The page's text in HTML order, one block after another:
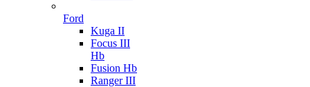
Ford
Kuga II
Focus III
Hb
Fusion Hb
Ranger III